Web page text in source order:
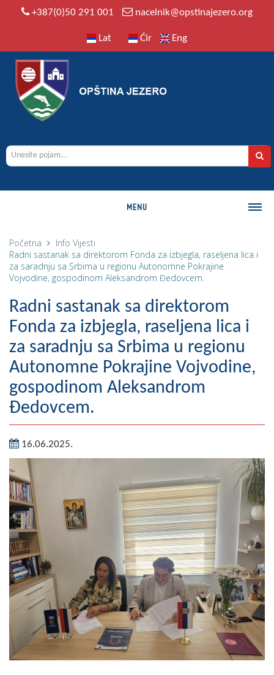
+387(0)50 291 001 nacelnik@opstinajezero.org
Lat Ćir Eng
MENU
Istorija
Naseljena mjesta
Zanimljivosti
Fotogalerija
O Načelniku
Zamjenik načelnika
Izvještaj o radu načelnika
SKUPŠTINA
Statut Opštine
Skupštinsko vijeće opštine jezero
Sastav Skupštine
Službeni Glasnici
OPŠTINSKA UPRAVA
Početna Info Vijesti
Radni sastanak sa direktorom Fonda za izbjegla, raseljena lica i
za saradnju sa Srbima u regionu Autonomne Pokrajine
Vojvodine, gospodinom Aleksandrom Đedovcem.
Radni sastanak sa direktorom
Fonda za izbjegla, raseljena lica i
za saradnju sa Srbima u regionu
Autonomne Pokrajine Vojvodine,
gospodinom Aleksandrom
Đedovcem.
16.06.2025.